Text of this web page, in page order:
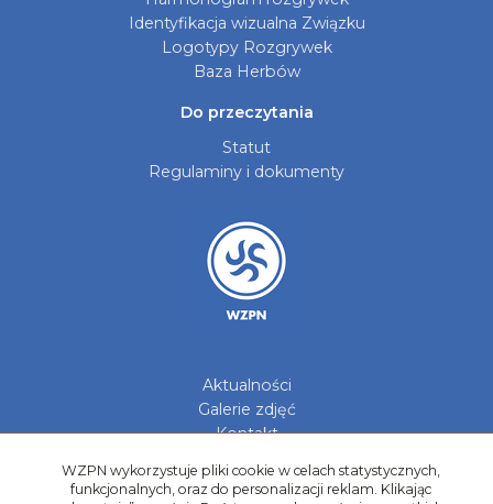
Identyfikacja wizualna Związku
Logotypy Rozgrywek
Baza Herbów
Do przeczytania
Statut
Regulaminy i dokumenty
Aktualności
Galerie zdjęć
Kontakt
Kadry Regionów
Program Grantowy
WZPN wykorzystuje pliki cookie w celach statystycznych,
funkcjonalnych, oraz do personalizacji reklam. Klikając